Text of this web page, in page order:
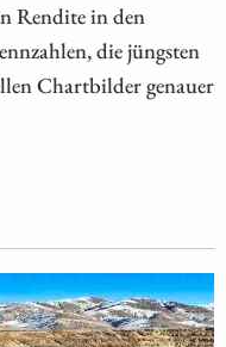
Rendite in den
die jüngsten
Chartbilder genauer